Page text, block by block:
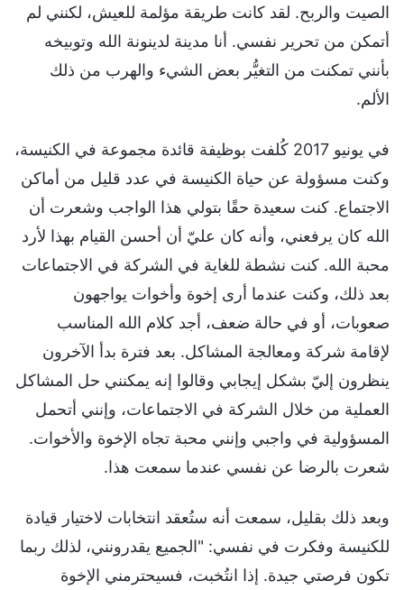
الصيت والربح. لقد كانت طريقة مؤلمة للعيش، لكنني لم
أتمكن من تحرير نفسي. أنا مدينة لدينونة الله وتوبيخه
بأنني تمكنت من التغيُّر بعض الشيء والهرب من ذلك
الألم.
في يونيو 2017 كُلفت بوظيفة قائدة مجموعة في الكنيسة،
وكنت مسؤولة عن حياة الكنيسة في عدد قليل من أماكن
الاجتماع. كنت سعيدة حقًا بتولي هذا الواجب وشعرت أن
الله كان يرفعني، وأنه كان عليّ أن أحسن القيام بهذا لأرد
محبة الله. كنت نشطة للغاية في الشركة في الاجتماعات
بعد ذلك، وكنت عندما أرى إخوة وأخوات يواجهون
صعوبات، أو في حالة ضعف، أجد كلام الله المناسب
لإقامة شركة ومعالجة المشاكل. بعد فترة بدأ الآخرون
ينظرون إليّ بشكل إيجابي وقالوا إنه يمكنني حل المشاكل
العملية من خلال الشركة في الاجتماعات، وإنني أتحمل
المسؤولية في واجبي وإنني محبة تجاه الإخوة والأخوات.
شعرت بالرضا عن نفسي عندما سمعت هذا.
وبعد ذلك بقليل، سمعت أنه ستُعقد انتخابات لاختيار قيادة
للكنيسة وفكرت في نفسي: "الجميع يقدرونني، لذلك ربما
تكون فرصتي جيدة. إذا انتُخبت، فسيحترمني الإخوة